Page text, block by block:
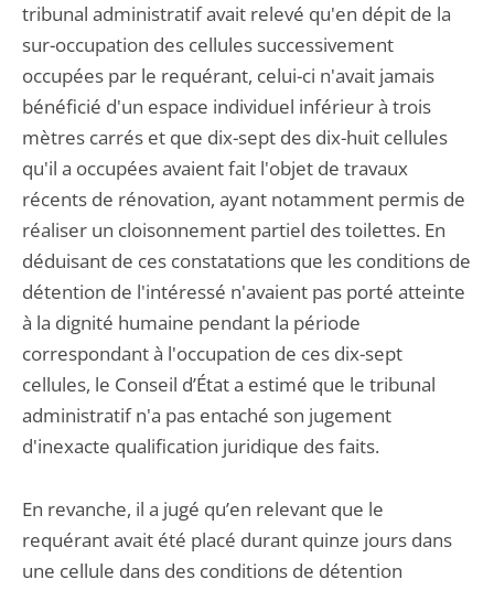
tribunal administratif avait relevé qu'en dépit de la
sur-occupation des cellules successivement
occupées par le requérant, celui-ci n'avait jamais
bénéficié d'un espace individuel inférieur à trois
mètres carrés et que dix-sept des dix-huit cellules
qu'il a occupées avaient fait l'objet de travaux
récents de rénovation, ayant notamment permis de
réaliser un cloisonnement partiel des toilettes. En
déduisant de ces constatations que les conditions de
détention de l'intéressé n'avaient pas porté atteinte
à la dignité humaine pendant la période
correspondant à l'occupation de ces dix-sept
cellules, le Conseil d’État a estimé que le tribunal
administratif n'a pas entaché son jugement
d'inexacte qualification juridique des faits.
En revanche, il a jugé qu’en relevant que le
requérant avait été placé durant quinze jours dans
une cellule dans des conditions de détention